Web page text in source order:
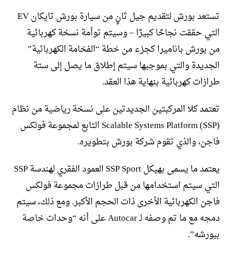
تستعد بورش لتقديم جيل ثانٍ من سيارة بورش تايكان EV
التي حققت نجاحًا كبيرًا – وسيتم توأمة نسخة كهربائية
من بورش باناميرا كجزء من خطة “الفخامة الكهربائية”
الجديدة والتي بموجبها سيتم إطلاق ما يصل إلى ستة
طرازات كهربائية بنهاية هذا العقد.
تعتمد كلا المركبتين الجديدتين على نسخة رياضية من نظام
Scalable Systems Platform (SSP) التابع لمجموعة فولكس
فاجن، والذي تقوم شركة بورش بتطويره.
يعتمد ما يسمى بهيكل SSP Sport العمود الفقري لهندسة SSP
التي سيتم استخدامها من قبل طرازات مجموعة فولكس
فاجن الكهربائية الأخرى ذات الحجم الأكبر. ومع ذلك، سيتم
دمجه مع ما تم وصفه لـ Autocar على أنه “وحدات خاصة
ببورشه”.